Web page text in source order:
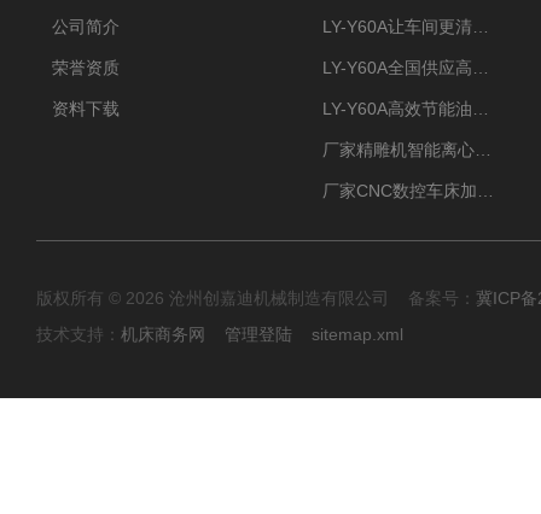
公司简介
荣誉资质
资料下载
版权所有 © 2026 沧州创嘉迪机械制造有限公司 备案号： 冀ICP
技术支持： 机床商务网 管理登陆 sitemap.xml